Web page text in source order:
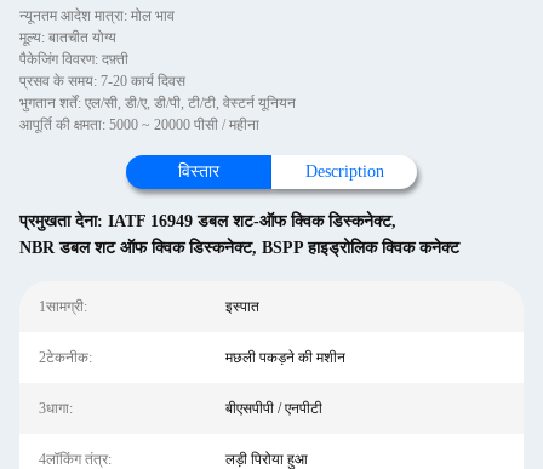
न्यूनतम आदेश मात्रा: मोल भाव
मूल्य: बातचीत योग्य
पैकेजिंग विवरण: दफ़्ती
प्रसव के समय: 7-20 कार्य दिवस
भुगतान शर्तें: एल/सी, डी/ए, डी/पी, टी/टी, वेस्टर्न यूनियन
आपूर्ति की क्षमता: 5000 ~ 20000 पीसी / महीना
विस्तार Description
प्रमुखता देना: IATF 16949 डबल शट-ऑफ क्विक डिस्कनेक्ट,
NBR डबल शट ऑफ क्विक डिस्कनेक्ट, BSPP हाइड्रोलिक क्विक कनेक्ट
1सामग्री: इस्पात
2टेकनीक: मछली पकड़ने की मशीन
3धागा: बीएसपीपी / एनपीटी
4लॉकिंग तंत्र: लड़ी पिरोया हुआ